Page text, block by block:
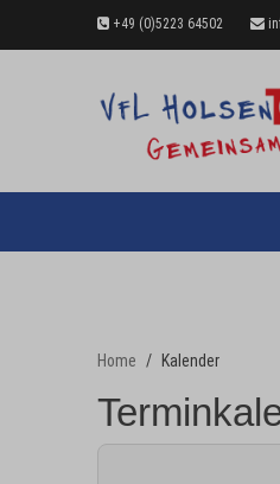
+49 (0)5223 64502
Home Kalender